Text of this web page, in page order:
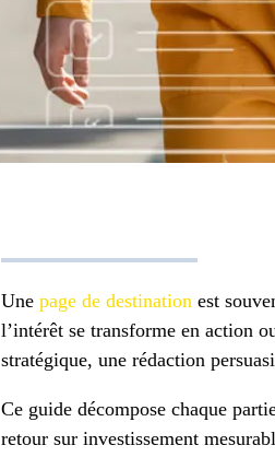
Une page de destination est
l’intérêt se transforme en action
stratégique, une rédaction
Ce guide décompose chaque
retour sur investissement